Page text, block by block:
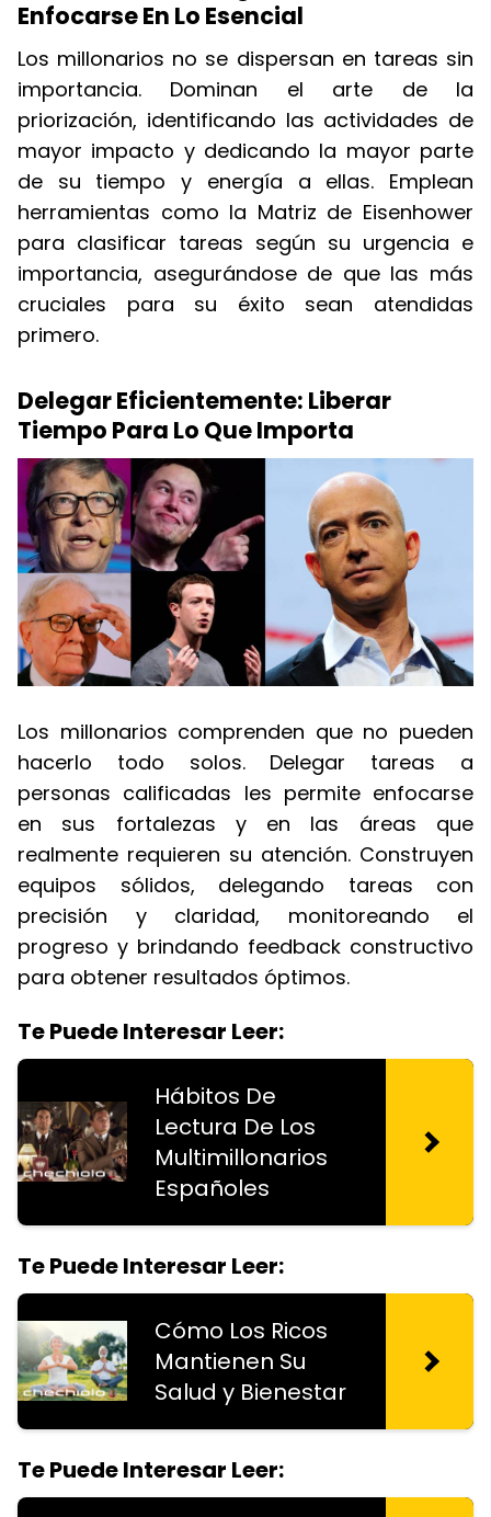
Enfocarse En Lo Esencial
Los millonarios no se dispersan en tareas sin
importancia. Dominan el arte de la
priorización, identificando las actividades de
mayor impacto y dedicando la mayor parte
de su tiempo y energía a ellas. Emplean
herramientas como la Matriz de Eisenhower
para clasificar tareas según su urgencia e
importancia, asegurándose de que las más
cruciales para su éxito sean atendidas
primero.
Delegar Eficientemente: Liberar
Tiempo Para Lo Que Importa
Los millonarios comprenden que no pueden
hacerlo todo solos. Delegar tareas a
personas calificadas les permite enfocarse
en sus fortalezas y en las áreas que
realmente requieren su atención. Construyen
equipos sólidos, delegando tareas con
precisión y claridad, monitoreando el
progreso y brindando feedback constructivo
para obtener resultados óptimos.
Te Puede Interesar Leer:
Hábitos De
Lectura De Los
Multimillonarios
Españoles
Te Puede Interesar Leer:
Cómo Los Ricos
Mantienen Su
Salud y Bienestar
Te Puede Interesar Leer: